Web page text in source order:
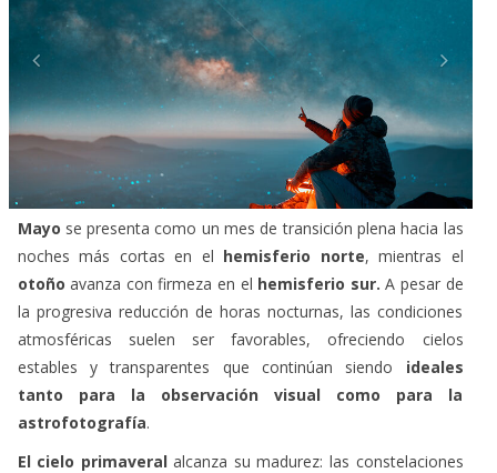
Mayo se presenta como un mes de transición plena hacia las
noches más cortas en el hemisferio norte, mientras el
otoño avanza con firmeza en el hemisferio sur. A pesar de
la progresiva reducción de horas nocturnas, las condiciones
atmosféricas suelen ser favorables, ofreciendo cielos
estables y transparentes que continúan siendo ideales
tanto para la observación visual como para la
astrofotografía.
El cielo primaveralalcanza su madurez: las constelaciones